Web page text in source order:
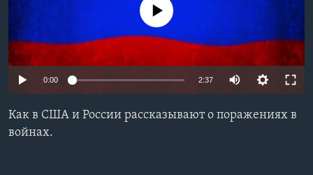
СОЦИАЛЬНЫЕ СЕТИ
Языки
No media source currently available
0:00 2:37
Как в США и России рассказывают о поражениях в
войнах.